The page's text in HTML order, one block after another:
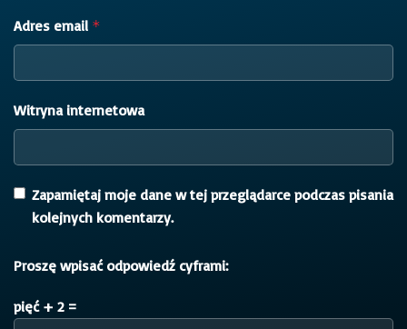
Adres email *
Witryna internetowa
Zapamiętaj moje dane w tej przeglądarce podczas pisania
kolejnych komentarzy.
Proszę wpisać odpowiedź cyframi:
pięć + 2 =